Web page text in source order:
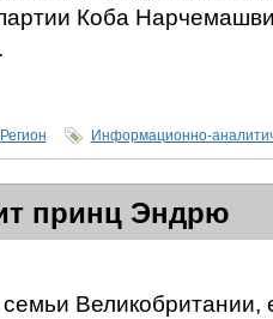
Коба
Регион Информационно-
принц Эндрю
Великобритании,